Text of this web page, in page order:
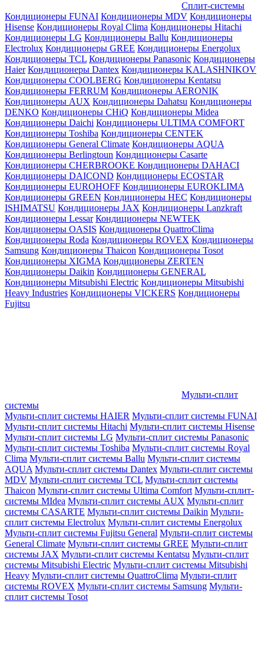
Сплит-системы
Кондиционеры FUNAI Кондиционеры MDV Кондиционеры
Hisense Кондиционеры Royal Clima Кондиционеры Hitachi
Кондиционеры LG Кондиционеры Ballu Кондиционеры
Electrolux Кондиционеры GREE Кондиционеры Energolux
Кондиционеры TCL Кондиционеры Panasonic Кондиционеры
Haier Кондиционеры Dantex Кондиционеры KALASHNIKOV
Кондиционеры СOOLBERG Кондиционеры Kentatsu
Кондиционеры FERRUM Кондиционеры AERONIK
Кондиционеры AUX Кондиционеры Dahatsu Кондиционеры
DENKO Кондиционеры CHiQ Кондиционеры Midea
Кондиционеры Daichi Кондиционеры ULTIMA COMFORT
Кондиционеры Toshiba Кондиционеры CENTEK
Кондиционеры General Climate Кондиционеры AQUA
Кондиционеры Berlingtoun Кондиционеры Casarte
Кондиционеры CHERBROOKE Кондиционеры DAHACI
Кондиционеры DAICOND Кондиционеры ECOSTAR
Кондиционеры EUROHOFF Кондиционеры EUROKLIMA
Кондиционеры GREEN Кондиционеры HEC Кондиционеры
ISHIMATSU Кондиционеры JAX Кондиционеры Lanzkraft
Кондиционеры Lessar Кондиционеры NEWTEK
Кондиционеры OASIS Кондиционеры QuattroClima
Кондиционеры Roda Кондиционеры ROVEX Кондиционеры
Samsung Кондиционеры Thaicon Кондиционеры Tosot
Кондиционеры XIGMA Кондиционеры ZERTEN
Кондиционеры Daikin Кондиционеры GENERAL
Кондиционеры Mitsubishi Electric Кондиционеры Mitsubishi
Heavy Industries Кондиционеры VICKERS Кондиционеры
Fujitsu
Мульти-сплит
системы
Мульти-сплит системы HAIER Мульти-сплит системы FUNAI
Мульти-сплит системы Hitachi Мульти-сплит системы Hisense
Мульти-сплит системы LG Мульти-сплит системы Panasonic
Мульти-сплит системы Toshiba Мульти-сплит системы Royal
Clima Мульти-сплит системы Ballu Мульти-сплит системы
AQUA Мульти-сплит системы Dantex Мульти-сплит системы
MDV Мульти-сплит системы TCL Мульти-сплит системы
Thaicon Мульти-сплит системы Ultima Comfort Мульти-сплит-
системы MIdea Мульти-сплит системы AUX Мульти-сплит
системы CASARTE Мульти-сплит системы Daikin Мульти-
сплит системы Electrolux Мульти-сплит системы Energolux
Мульти-сплит системы Fujitsu General Мульти-сплит системы
General Climate Мульти-сплит системы GREE Мульти-сплит
системы JAX Мульти-сплит системы Kentatsu Мульти-сплит
системы Mitsubishi Electric Мульти-сплит системы Mitsubishi
Heavy Мульти-сплит системы QuattroClima Мульти-сплит
системы ROVEX Мульти-сплит системы Samsung Мульти-
сплит системы Tosot